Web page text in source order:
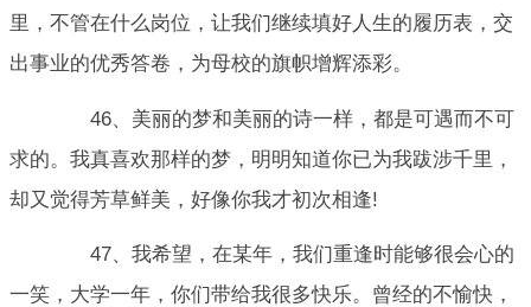
里，不管在什么岗位，让我们继续填好人生的履历表，交
出事业的优秀答卷，为母校的旗帜增辉添彩。
46、美丽的梦和美丽的诗一样，都是可遇而不可
求的。我真喜欢那样的梦，明明知道你已为我跋涉千里，
却又觉得芳草鲜美，好像你我才初次相逢!
47、我希望，在某年，我们重逢时能够很会心的
一笑，大学一年，你们带给我很多快乐。曾经的不愉快，